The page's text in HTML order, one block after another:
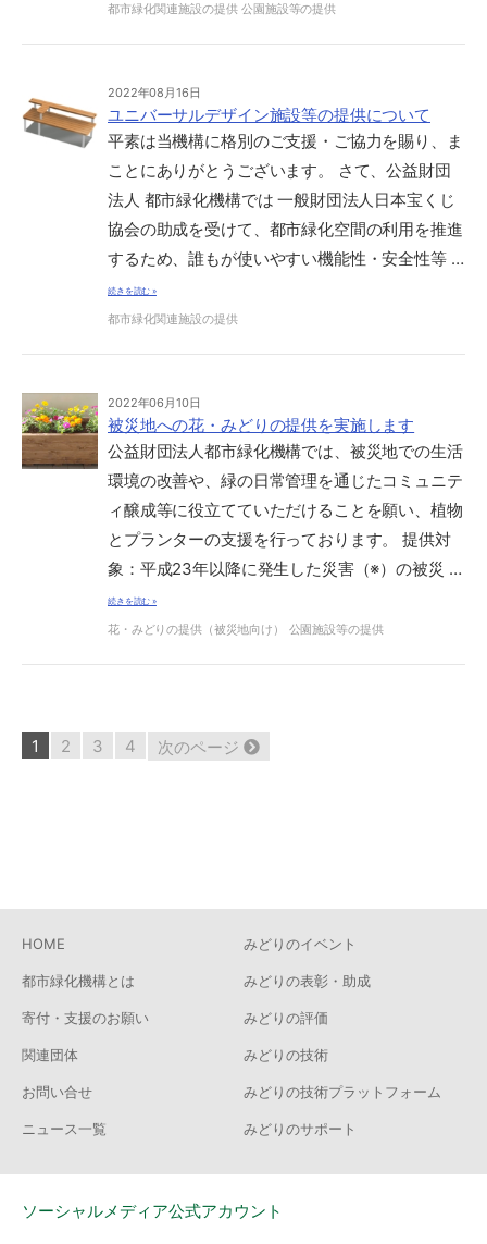
都市緑化関連施設の提供 公園施設等の提供
2022年08月16日
ユニバーサルデザイン施設等の提供について
平素は当機構に格別のご支援・ご協力を賜り、ま
ことにありがとうございます。 さて、公益財団
法人 都市緑化機構では 一般財団法人日本宝くじ
協会の助成を受けて、都市緑化空間の利用を推進
するため、誰もが使いやすい機能性・安全性等 …
続きを読む »
都市緑化関連施設の提供
2022年06月10日
被災地への花・みどりの提供を実施します
公益財団法人都市緑化機構では、被災地での生活
環境の改善や、緑の日常管理を通じたコミュニテ
ィ醸成等に役立てていただけることを願い、植物
とプランターの支援を行っております。 提供対
象：平成23年以降に発生した災害（※）の被災 …
続きを読む »
花・みどりの提供（被災地向け） 公園施設等の提供
381 2 3 4 次のページ
HOME
都市緑化機構とは
寄付・支援のお願い
関連団体
お問い合せ
ニュース一覧
みどりのイベント
みどりの表彰・助成
みどりの評価
みどりの技術
みどりの技術プラットフォーム
みどりのサポート
ソーシャルメディア公式アカウント